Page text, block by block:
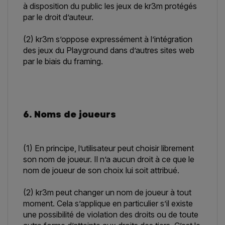
à disposition du public les jeux de kr3m protégés
par le droit d’auteur.
(2) kr3m s’oppose expressément à l’intégration
des jeux du Playground dans d’autres sites web
par le biais du framing.
6. Noms de joueurs
(1) En principe, l’utilisateur peut choisir librement
son nom de joueur. Il n’a aucun droit à ce que le
nom de joueur de son choix lui soit attribué.
(2) kr3m peut changer un nom de joueur à tout
moment. Cela s’applique en particulier s’il existe
une possibilité de violation des droits ou de toute